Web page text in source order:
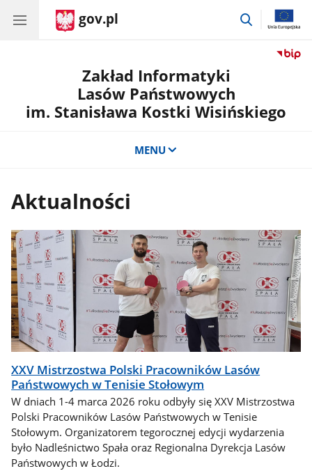
gov.pl
przejdź
Zakład Informatyki
Lasów Państwowych
im. Stanisława Kostki Wisińskiego
MENU
Aktualności
XXV Mistrzostwa Polski Pracowników Lasów
Państwowych w Tenisie Stołowym
W dniach 1-4 marca 2026 roku odbyły się XXV Mistrzostwa
Polski Pracowników Lasów Państwowych w Tenisie
Stołowym. Organizatorem tegorocznej edycji wydarzenia
było Nadleśnictwo Spała oraz Regionalna Dyrekcja Lasów
Państwowych w Łodzi.